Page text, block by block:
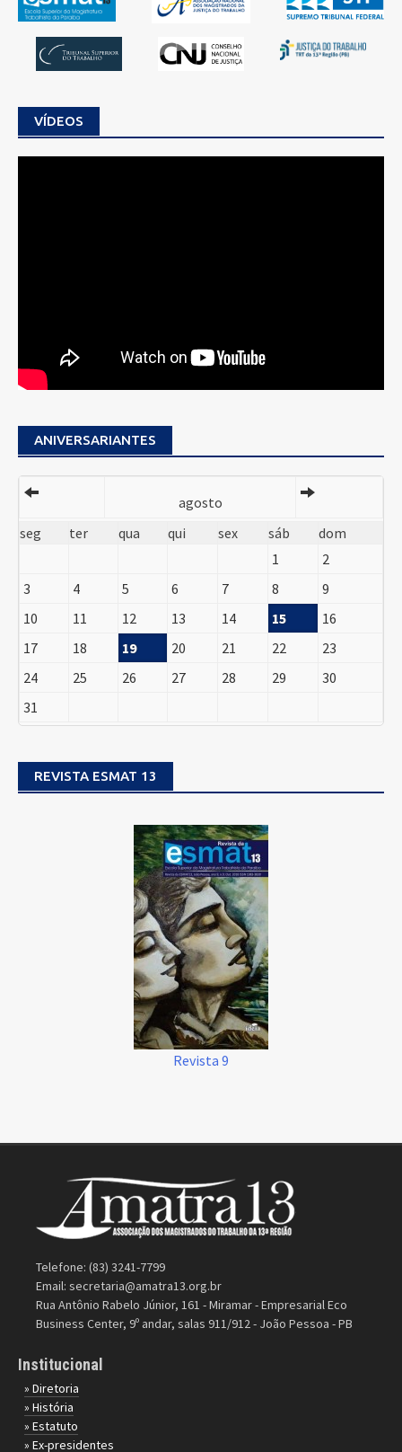
VÍDEOS
ANIVERSARIANTES
agosto
seg
ter qua qui sex sáb
dom
1
2
3
4 5 6 7 8
9
10
11 12 13 14 15
16
17
18 19 20 21 22
23
24
25 26 27 28 29
30
31
REVISTA ESMAT 13
Revista 9
Telefone: (83) 3241-7799
Email: secretaria@amatra13.org.br
Rua Antônio Rabelo Júnior, 161 - Miramar - Empresarial Eco
Business Center, 9º andar, salas 911/912 - João Pessoa - PB
Institucional
» Diretoria
» História
» Estatuto
» Ex-presidentes